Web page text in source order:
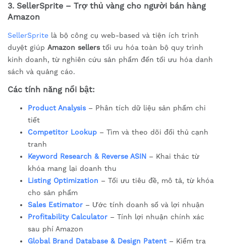
3. SellerSprite – Trợ thủ vàng cho người bán hàng
Amazon
SellerSprite là bộ công cụ web-based và tiện ích trình
duyệt giúp Amazon sellers tối ưu hóa toàn bộ quy trình
kinh doanh, từ nghiên cứu sản phẩm đến tối ưu hóa danh
sách và quảng cáo.
Các tính năng nổi bật:
Product Analysis – Phân tích dữ liệu sản phẩm chi
tiết
Competitor Lookup – Tìm và theo dõi đối thủ cạnh
tranh
Keyword Research & Reverse ASIN – Khai thác từ
khóa mang lại doanh thu
Listing Optimization – Tối ưu tiêu đề, mô tả, từ khóa
cho sản phẩm
Sales Estimator – Ước tính doanh số và lợi nhuận
Profitability Calculator – Tính lợi nhuận chính xác
sau phí Amazon
Global Brand Database & Design Patent – Kiểm tra